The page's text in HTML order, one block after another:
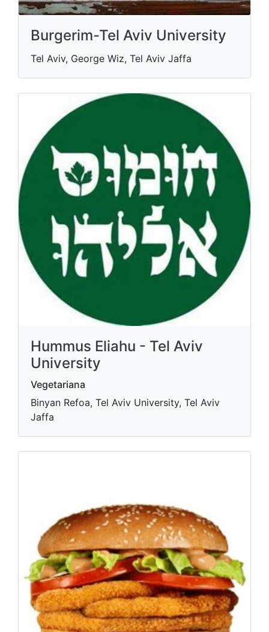
Burgerim-Tel Aviv University
Tel Aviv, George Wiz, Tel Aviv Jaffa
Hummus Eliahu - Tel Aviv
University
Vegetariana
Binyan Refoa, Tel Aviv University, Tel Aviv
Jaffa